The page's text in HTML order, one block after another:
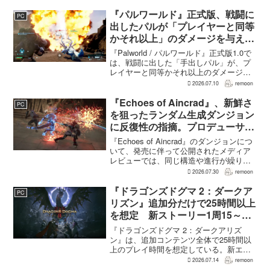
何度も挑戦すれば先へ進める...
PC
『パルワールド』正式版、戦闘に
出したパルが「プレイヤーと同等
かそれ以上」のダメージを与えら
れるように
『Palworld / パルワールド』正式版1.0で
は、戦闘に出した「手出しパル」が、プ
レイヤーと同等かそれ以上のダメージを
敵に与えられるようになった。ほぼすべ
挙動、クールダウン時間、使いやすさが
見直され...
2026.07.10 remoon
PC
『Echoes of Aincrad』、新鮮さ
を狙ったランダム生成ダンジョン
に反復性の指摘。プロデューサー
は発売前に採用理由を説明
『Echoes of Aincrad』のダンジョンにつ
いて、発売に伴って公開されたメディア
レビューでは、同じ構造や進行が繰り返
されるとの評価が出ている。発売前の7月
は、ゲーム総合プロデューサーの二見鷹
介氏が...
2026.07.30 remoon
PC
『ドラゴンズドグマ 2：ダークア
リズン』追加分だけで25時間以上
を想定 新ストーリー1周15～20
時間、12種ダンジョンは各30分
～1時間
『ドラゴンズドグマ 2：ダークアリズ
ン』は、追加コンテンツ全体で25時間以
上のプレイ時間を想定している。新エリ
ア「ノルガン」で展開されるメインシナ
2026.07.14 remoon